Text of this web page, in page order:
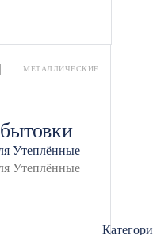
МЕТАЛЛИЧЕСКИЕ
Утеплённые